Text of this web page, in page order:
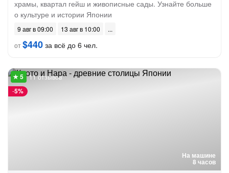
храмы, квартал гейш и живописные сады. Узнайте больше
о культуре и истории Японии
9 авг в 09:00
13 авг в 10:00
от$440 за всё до 6 чел.
На машине
8 часов
-5%
11 отзывов